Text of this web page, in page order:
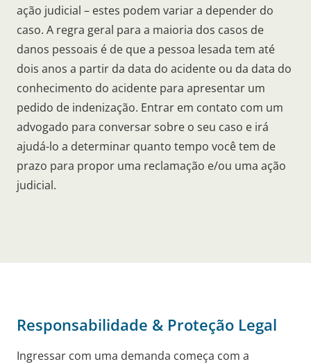
ação judicial – estes podem variar a depender do
caso. A regra geral para a maioria dos casos de
danos pessoais é de que a pessoa lesada tem até
dois anos a partir da data do acidente ou da data do
conhecimento do acidente para apresentar um
pedido de indenização. Entrar em contato com um
advogado para conversar sobre o seu caso e irá
ajudá-lo a determinar quanto tempo você tem de
prazo para propor uma reclamação e/ou uma ação
judicial.
Responsabilidade & Proteção Legal
Ingressar com uma demanda começa com a